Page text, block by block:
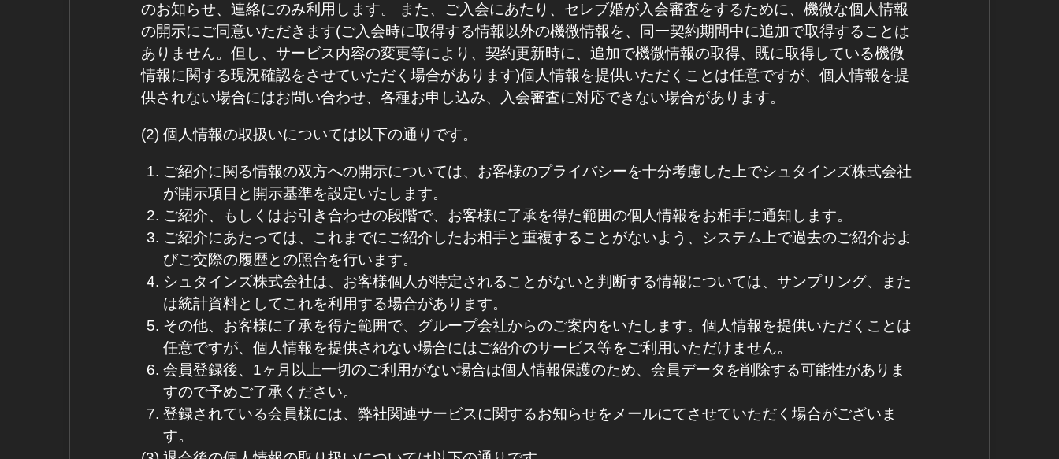
のお知らせ、連絡にのみ利用します。 また、ご入会にあたり、セレブ婚が入会審査をするために、機微な個人情報
の開示にご同意いただきます(ご入会時に取得する情報以外の機微情報を、同一契約期間中に追加で取得することは
ありません。但し、サービス内容の変更等により、契約更新時に、追加で機微情報の取得、既に取得している機微
情報に関する現況確認をさせていただく場合があります)個人情報を提供いただくことは任意ですが、個人情報を提
供されない場合にはお問い合わせ、各種お申し込み、入会審査に対応できない場合があります。
(2) 個人情報の取扱いについては以下の通りです。
ご紹介に関る情報の双方への開示については、お客様のプライバシーを十分考慮した上でシュタインズ株式会社
が開示項目と開示基準を設定いたします。
ご紹介、もしくはお引き合わせの段階で、お客様に了承を得た範囲の個人情報をお相手に通知します。
ご紹介にあたっては、これまでにご紹介したお相手と重複することがないよう、システム上で過去のご紹介およ
びご交際の履歴との照合を行います。
シュタインズ株式会社は、お客様個人が特定されることがないと判断する情報については、サンプリング、また
は統計資料としてこれを利用する場合があります。
その他、お客様に了承を得た範囲で、グループ会社からのご案内をいたします。個人情報を提供いただくことは
任意ですが、個人情報を提供されない場合にはご紹介のサービス等をご利用いただけません。
会員登録後、1ヶ月以上一切のご利用がない場合は個人情報保護のため、会員データを削除する可能性がありま
すので予めご了承ください。
登録されている会員様には、弊社関連サービスに関するお知らせをメールにてさせていただく場合がございま
す。